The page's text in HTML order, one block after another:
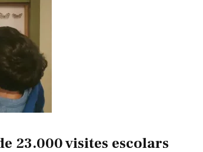
23.000 visites escolars